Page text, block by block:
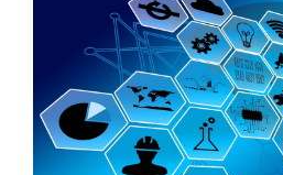
ASSISTENZA
POLITICA
Qualità